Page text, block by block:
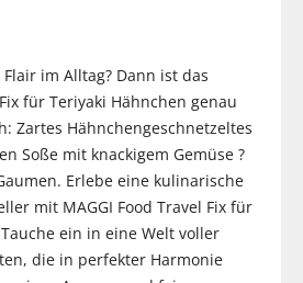
im Alltag? Dann ist das
für Teriyaki Hähnchen genau
Zartes Hähnchengeschnetzeltes
Soße mit knackigem Gemüse ?
Erlebe eine kulinarische
mit MAGGI Food Travel Fix für
ein in eine Welt voller
die in perfekter Harmonie